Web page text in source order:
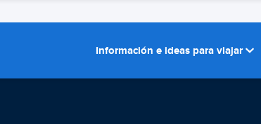
Información e ideas para viajar